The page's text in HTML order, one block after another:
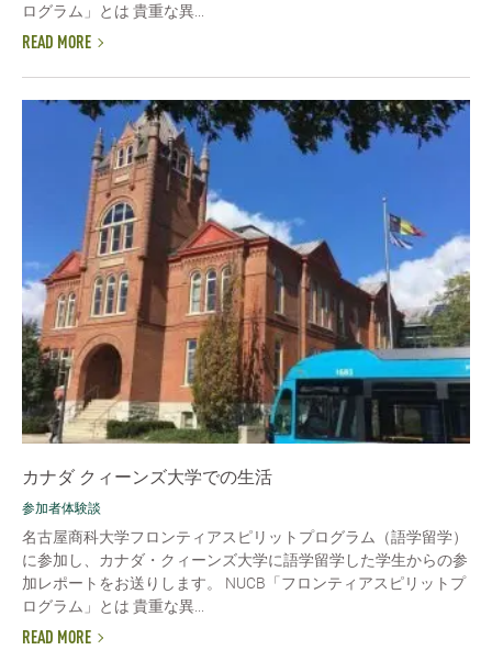
ログラム」とは 貴重な異...
READ MORE
カナダ クィーンズ大学での生活
参加者体験談
名古屋商科大学フロンティアスピリットプログラム（語学留学）
に参加し、カナダ・クィーンズ大学に語学留学した学生からの参
加レポートをお送りします。 NUCB「フロンティアスピリットプ
ログラム」とは 貴重な異...
READ MORE